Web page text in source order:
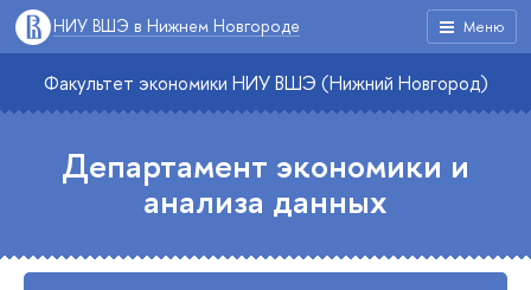
Меню
НИУ ВШЭ в Нижнем Новгороде
Факультет экономики НИУ ВШЭ (Нижний Новгород)
Департамент экономики и
анализа данных